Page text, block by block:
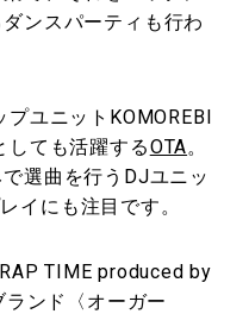
ンスパーティも行わ
ユニットKOMOREBI
しても活躍するOTA。
選曲を行うDJユニッ
イにも注目です。
TIME produced by
ランド〈オーガー